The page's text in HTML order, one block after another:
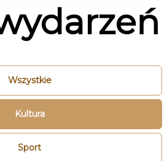
Wszystkie
Kultura
Sport